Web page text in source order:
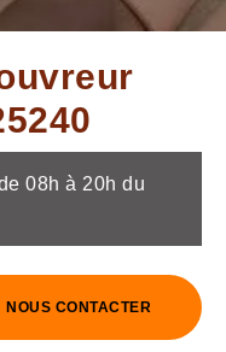
08h à 20h du
NOUS CONTACTER